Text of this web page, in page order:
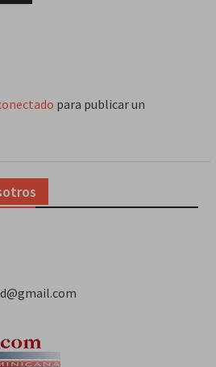
para publicar un